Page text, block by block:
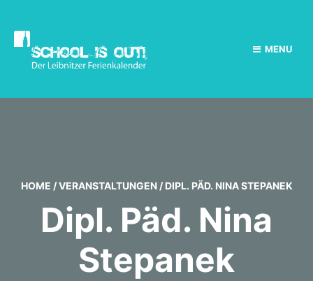
MENU
HOME / VERANSTALTUNGEN / DIPL. PÄD. NINA STEPANEK
Dipl. Päd. Nina
Stepanek